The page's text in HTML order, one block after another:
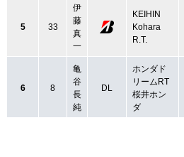
5 33
伊
藤
真
一
KEIHIN
Kohara
R.T.
6 8
亀
谷
長
純
DL
ホンダド
リームRT
桜井ホン
ダ